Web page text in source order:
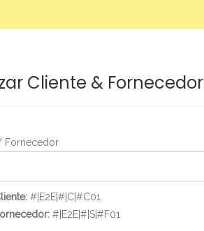
Cliente & Fornecedor
Fornecedor
#|E2E|#|C|#C01
#|E2E|#|S|#F01